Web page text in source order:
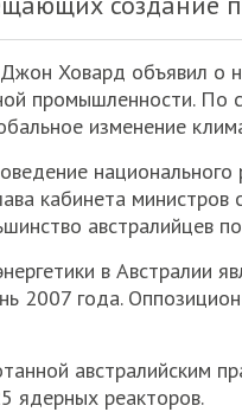
Ховард объявил о
промышленности.
изменение
кабинета
австралийцев
в Австралии
2007 года.
австралийским
ядерных реакторов.